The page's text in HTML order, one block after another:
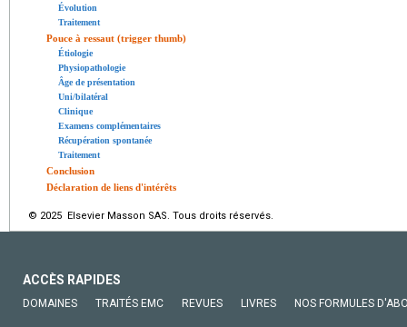
Évolution
Traitement
Pouce à ressaut (trigger thumb)
Étiologie
Physiopathologie
Âge de présentation
Uni/bilatéral
Clinique
Examens complémentaires
Récupération spontanée
Traitement
Conclusion
Déclaration de liens d'intérêts
© 2025 Elsevier Masson SAS. Tous droits réservés.
ACCÈS RAPIDES
DOMAINES TRAITÉS EMC REVUES LIVRES NOS FORMULES